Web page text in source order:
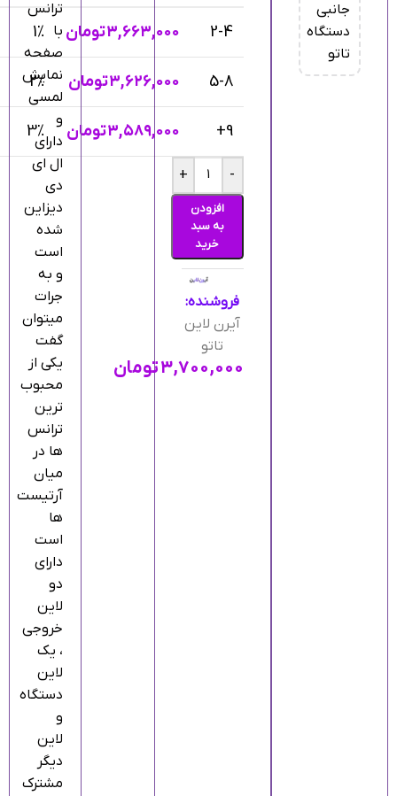
جانبی
دستگاه
تاتو
2-4 ۳,۶۶۳,۰۰۰تومان 1%
5-8 ۳,۶۲۶,۰۰۰تومان 2%
9+ ۳,۵۸۹,۰۰۰تومان 3%
-
+
افزودن
به سبد
خرید
۳,۷۰۰,۰۰۰تومان
فروشنده:
آیرن لاین
تاتو
ترانس
با
صفحه
نمایش
لمسی
و
دارای
ال ای
دی
دیزاین
شده
است
و به
جرات
میتوان
گفت
یکی از
محبوب
ترین
ترانس
ها در
میان
آرتیست
ها
است
دارای
دو
لاین
خروجی
، یک
لاین
دستگاه
و
لاین
دیگر
مشترک